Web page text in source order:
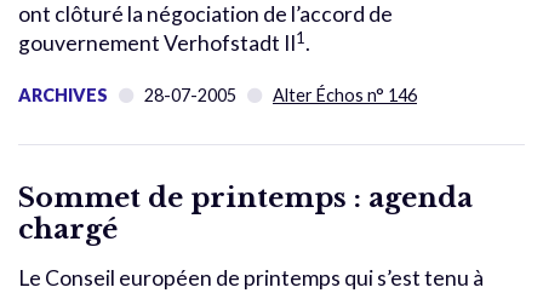
ont clôturé la négociation de l’accord de
gouvernement Verhofstadt II1.
ARCHIVES 28-07-2005 Alter Échos n° 146
Sommet de printemps : agenda
chargé
Le Conseil européen de printemps qui s’est tenu à